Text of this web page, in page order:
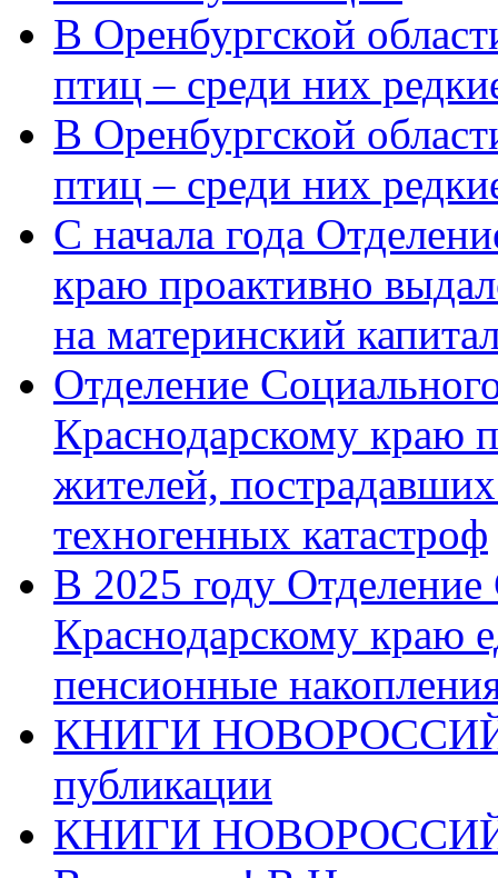
В Оренбургской
птиц – среди них
В Оренбургской
птиц – среди них
С начала года
краю проактивно
на материнский
Отделение
Краснодарскому краю
жителей,
техногенных катастроф
В 2025 году
Краснодарскому краю
пенсионные
КНИГИ
публикации
КНИГИ